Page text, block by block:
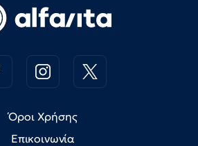
Όροι Χρήσης
Επικοινωνία